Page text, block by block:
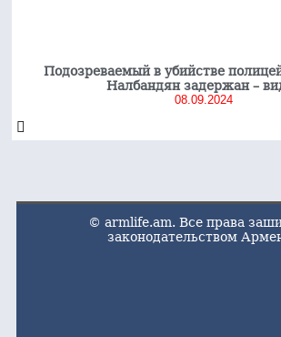
Подозреваемый в убийстве
Налбандян задержан –
08.09.2024
© armlife.am. Все права
законодательством